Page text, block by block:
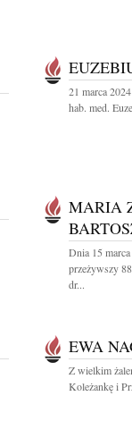
21 marca
hab. med.
MARIA
Dnia 15
przeżywszy
dr...
EWA
Z wielkim
Koleżankę i